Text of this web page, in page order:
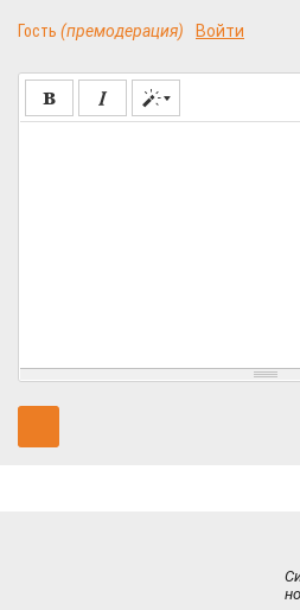
Гость (премодерация) Войти